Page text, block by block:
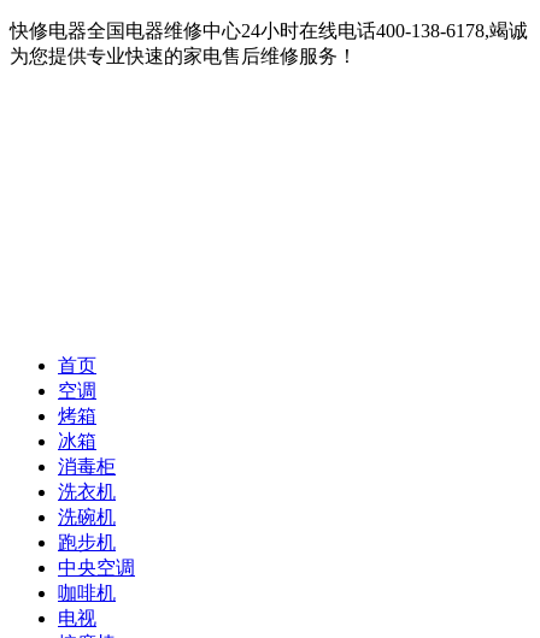
快修电器全国电器维修中心24小时在线电话400-138-6178,竭诚
为您提供专业快速的家电售后维修服务！
首页
空调
烤箱
冰箱
消毒柜
洗衣机
洗碗机
跑步机
中央空调
咖啡机
电视